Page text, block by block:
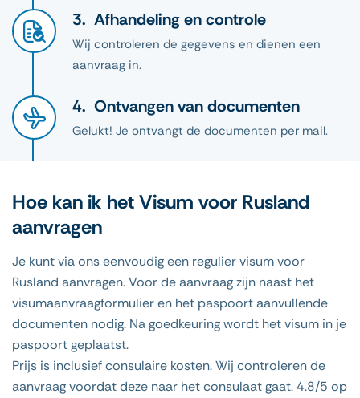
Afhandeling en controle
Wij controleren de gegevens en dienen een
aanvraag in.
Ontvangen van documenten
Gelukt! Je ontvangt de documenten per mail.
Hoe kan ik het Visum voor Rusland
aanvragen
Je kunt via ons eenvoudig een regulier visum voor
Rusland aanvragen. Voor de aanvraag zijn naast het
visumaanvraagformulier en het paspoort aanvullende
documenten nodig. Na goedkeuring wordt het visum in je
paspoort geplaatst.
Prijs is inclusief consulaire kosten. Wij controleren de
aanvraag voordat deze naar het consulaat gaat. 4.8/5 op